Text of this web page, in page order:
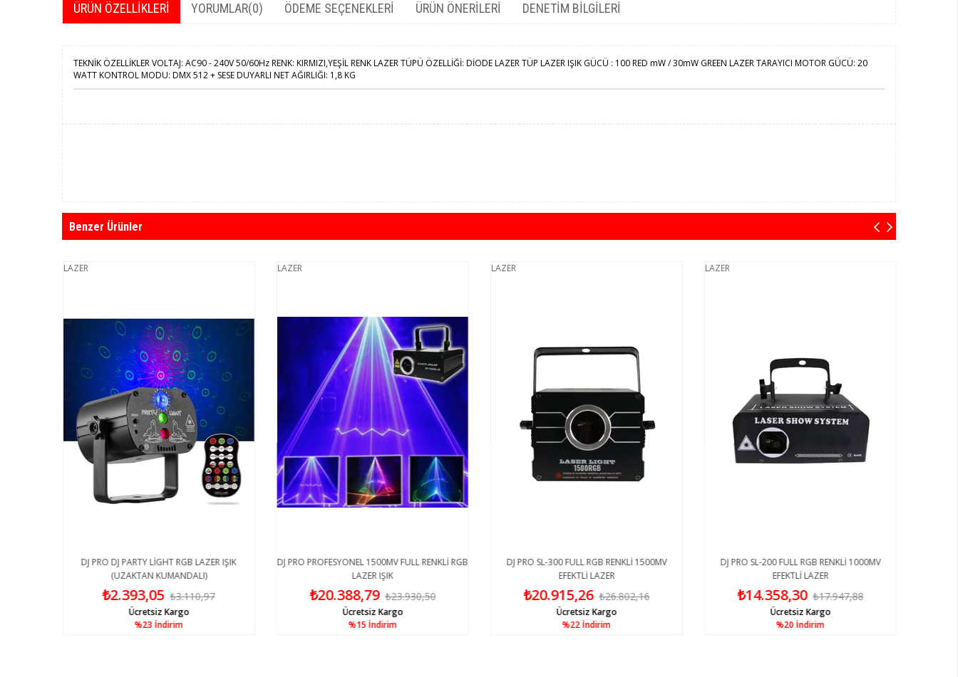
ÜRÜN ÖZELLIKLERI YORUMLAR(0) ÖDEME SEÇENEKLERI ÜRÜN ÖNERILERI DENETIM BILGILERI
TEKNİK ÖZELLİKLER VOLTAJ: AC90 - 240V 50/60Hz RENK: KIRMIZI,YEŞİL RENK LAZER TÜPÜ ÖZELLİĞİ: DİODE LAZER TÜP LAZER IŞIK GÜCÜ : 100 RED mW / 30mW GREEN LAZER TARAYICI MOTOR GÜCÜ: 20
WATT KONTROL MODU: DMX 512 + SESE DUYARLI NET AĞIRLIĞI: 1,8 KG
Benzer Ürünler
LAZER
DJ PRO DJ PARTY LİGHT RGB LAZER IŞIK
(UZAKTAN KUMANDALI)
₺2.393,05 ₺3.110,97
%23 İndirim
Ücretsiz Kargo
LAZER
DJ PRO PROFESYONEL 1500MV FULL RENKLİ RGB
LAZER IŞIK
₺20.388,79 ₺23.930,50
%15 İndirim
Ücretsiz Kargo
LAZER
DJ PRO SL-300 FULL RGB RENKLİ 1500MV
EFEKTLİ LAZER
₺20.915,26 ₺26.802,16
%22 İndirim
Ücretsiz Kargo
LAZER
DJ PRO SL-200 FULL RGB RENKLİ 1000MV
EFEKTLİ LAZER
₺14.358,30 ₺17.947,88
%20 İndirim
Ücretsiz Kargo